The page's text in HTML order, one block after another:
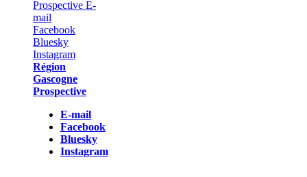
Région
Gascogne
Prospective
E-mail
Facebook
Bluesky
Instagram